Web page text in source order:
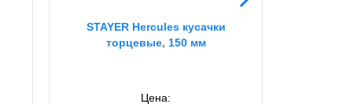
STAYER Hercules кусачки
торцевые, 150 мм
Цена: